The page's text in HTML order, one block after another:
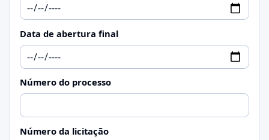
Data de abertura final
Número do processo
Número da licitação